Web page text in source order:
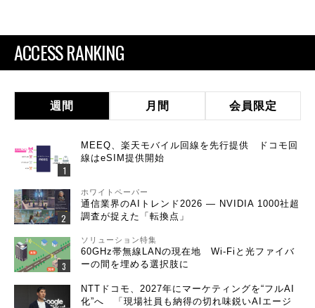
ACCESS RANKING
週間 月間 会員限定
MEEQ、楽天モバイル回線を先行提供 ドコモ回
線はeSIM提供開始
ホワイトペーパー
通信業界のAIトレンド2026 ― NVIDIA 1000社超
調査が捉えた「転換点」
ソリューション特集
60GHz帯無線LANの現在地 Wi-Fiと光ファイバ
ーの間を埋める選択肢に
NTTドコモ、2027年にマーケティングを“フルAI
化”へ 「現場社員も納得の切れ味鋭いAIエージ